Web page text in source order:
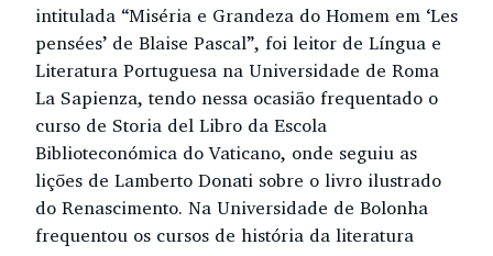
intitulada “Miséria e Grandeza do Homem em ‘Les
pensées’ de Blaise Pascal”, foi leitor de Língua e
Literatura Portuguesa na Universidade de Roma
La Sapienza, tendo nessa ocasião frequentado o
curso de Storia del Libro da Escola
Biblioteconómica do Vaticano, onde seguiu as
lições de Lamberto Donati sobre o livro ilustrado
do Renascimento. Na Universidade de Bolonha
frequentou os cursos de história da literatura